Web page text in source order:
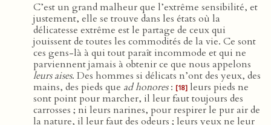
C’est un grand malheur que l’extrême sensibilité, et
justement, elle se trouve dans les états où la
délicatesse extrême est le partage de ceux qui
jouissent de toutes les commodités de la vie. Ce sont
ces gens-là à qui tout paraît incommode et qui ne
parviennent jamais à obtenir ce que nous appelons
leurs aises. Des hommes si délicats n’ont des yeux, des
mains, des pieds que ad honores: [18] leurs pieds ne
sont point pour marcher, il leur faut toujours des
carrosses ; ni leurs narines, pour respirer le pur air de
la nature, il leur faut des odeurs ; leurs yeux ne leur